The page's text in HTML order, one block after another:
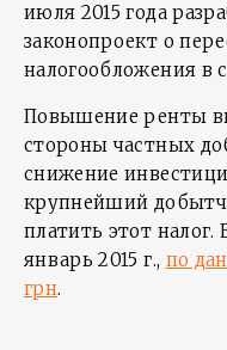
июля 2015 года
законопроект о
налогообложения в
Повышение ренты
стороны частных
снижение
крупнейший
платить этот налог.
январь 2015 г., по
грн.